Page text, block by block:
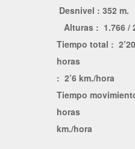
Alturas : 1.766 /
Tiempo total : 2’20
horas
: 2’6 km./hora
Tiempo
horas
km./hora